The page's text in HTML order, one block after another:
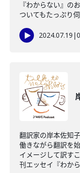
『わからない』の
ついてもたっぷり
2024.07.19 |
翻訳家の岸本佐知
働きながら翻訳を
イメージして訳す
刊エッセイ『わか